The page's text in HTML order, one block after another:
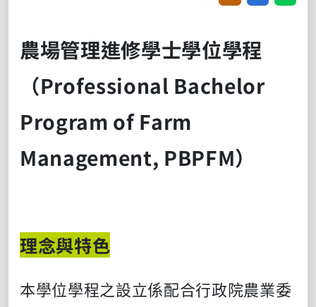
農場管理進修學士學位學程
（Professional Bachelor
Program of Farm
Management, PBPFM）
理念與特色
本學位學程之設立係配合行政院農業委